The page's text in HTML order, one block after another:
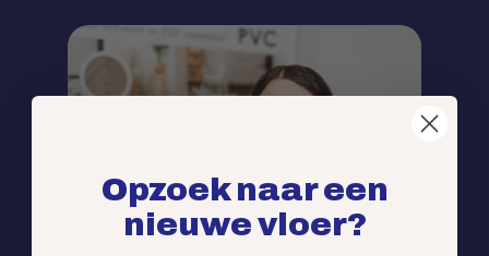
Opzoek naar een
nieuwe vloer?